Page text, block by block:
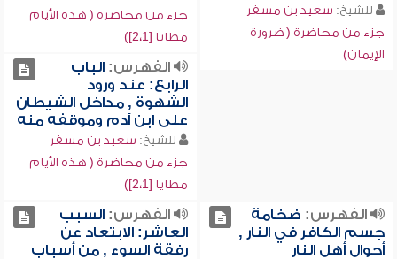
للشيخ: سعيد بن مسفر
جزء من محاضرة ( ضرورة
الإيمان)
جزء من محاضرة ( هذه الأيام
مطايا [2،1])
الفهرس:الباب
الرابع: عند ورود
الشهوة , مداخل الشيطان
على ابن آدم وموقفه منه
للشيخ: سعيد بن مسفر
جزء من محاضرة ( هذه الأيام
مطايا [2،1])
الفهرس: ضخامة
جسم الكافر في النار ,
أحوال أهل النار
الفهرس:السبب
العاشر: الابتعاد عن
رفقة السوء , من أسباب